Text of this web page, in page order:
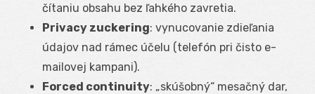
čítaniu obsahu bez ľahkého zavretia.
Privacy zuckering: vynucovanie zdieľania
údajov nad rámec účelu (telefón pri čisto e-
mailovej kampani).
Forced continuity: „skúšobný“ mesačný dar,